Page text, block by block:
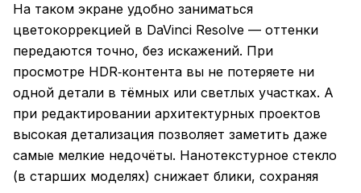
На таком экране удобно заниматься
цветокоррекцией в DaVinci Resolve — оттенки
передаются точно, без искажений. При
просмотре HDR‑контента вы не потеряете ни
одной детали в тёмных или светлых участках. А
при редактировании архитектурных проектов
высокая детализация позволяет заметить даже
самые мелкие недочёты. Нанотекстурное стекло
(в старших моделях) снижает блики, сохраняя